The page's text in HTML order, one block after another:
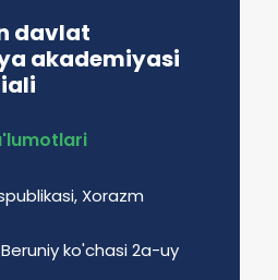
davlat
akademiyasi
Xorazm
ko'chasi 2a-uy